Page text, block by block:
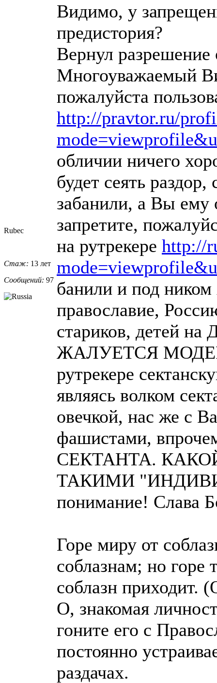
Rubec
Стаж: 13 лет
Сообщений: 97
Видимо, у
предистория?
Вернул
Многоуважаемый
пожалуйста
http://pravtor.ru/
обличии ничего
будет сеять
забанили, а Вы ему
запретите,
на рутрекере http://
банили и под
православие,
стариков, детей на
ЖАЛУЕТСЯ
рутрекере
являясь волком
овечкой, нас же с
фашистами,
СЕКТАНТА.
ТАКИМИ
понимание! Слава
Горе миру от
соблазнам; но горе
соблазн приходит.
О, знакомая
гоните его с
постоянно
раздачах.